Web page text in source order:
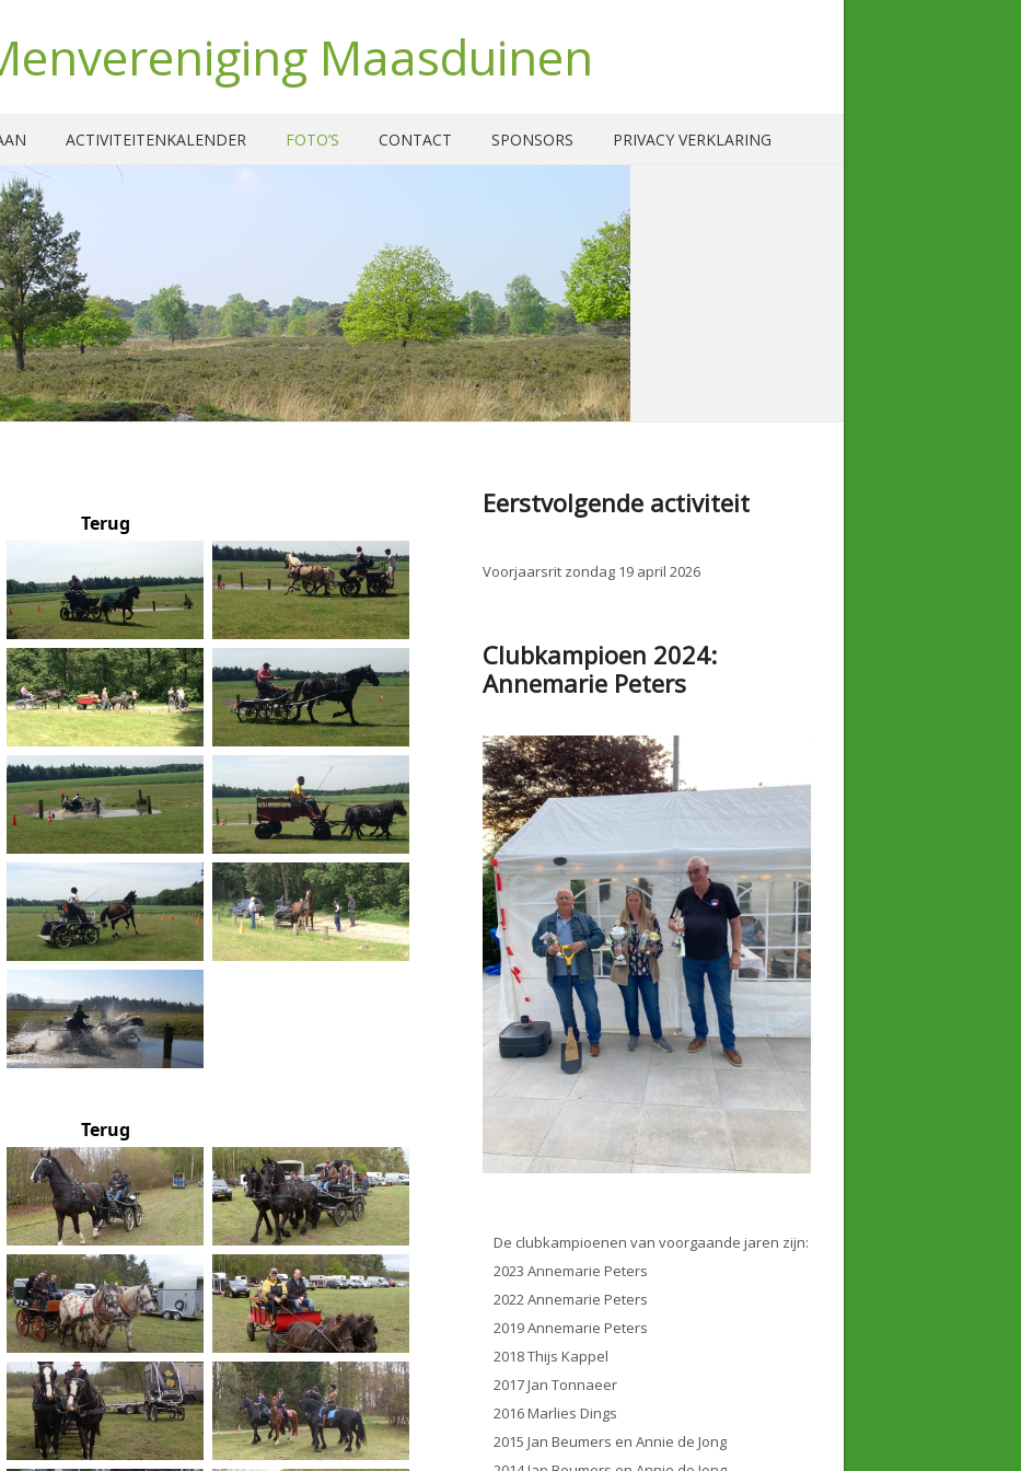
Maasduinen
ACTIVITEITENKALENDER FOTO’S CONTACT SPONSORS PRIVACY VERKLARING
Terug
Terug
Eerstvolgende activiteit
Voorjaarsrit zondag 19 april 2026
Clubkampioen 2024:
Annemarie Peters
De clubkampioenen van voorgaande jaren zijn:
2023 Annemarie Peters
2022 Annemarie Peters
2019 Annemarie Peters
2018 Thijs Kappel
2017 Jan Tonnaeer
2016 Marlies Dings
2015 Jan Beumers en Annie de Jong